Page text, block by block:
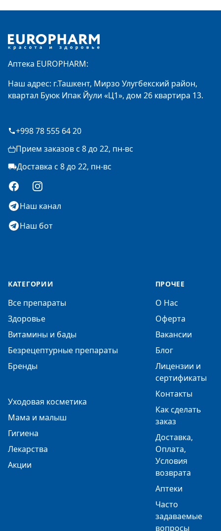
Аптека EUROPHARM:
Наш адрес: г.Ташкент, Мирзо Улугбекский район,
квартал Буюк Ипак Йули «Ц1», дом 26 квартира 13.
+998 78 555 64 20
Прием заказов с 8 до 22, пн-вс
Доставка с 8 до 22, пн-вс
FacebookInstagram
Наш канал
Наш бот
КАТЕГОРИИ
Все препараты
Здоровье
Витамины и бады
Безрецептурные препараты
Бренды
Уходовая косметика
Мама и малыш
Гигиена
Лекарства
Акции
ПРОЧЕЕ
О Нас
Оферта
Вакансии
Блог
Лицензии и
сертификаты
Контакты
Как сделать
заказ
Доставка,
Оплата,
Условия
возврата
Аптеки
Часто
задаваемые
вопросы